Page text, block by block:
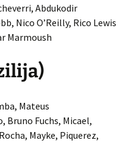
Abdukodir
Nico O’Reilly, Rico Lewis
Marmoush
Mateus
Bruno Fuchs, Micael,
Mayke, Piquerez,